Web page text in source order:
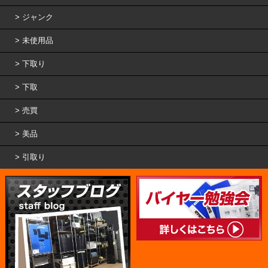
ジャンク
未使用品
下取り
下取
売買
美品
引取り